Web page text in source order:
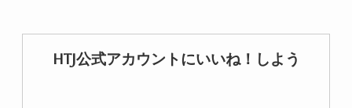
HTJ公式アカウントにいいね！しよう